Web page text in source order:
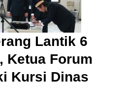
Lantik 6
Ketua Forum
Kursi Dinas